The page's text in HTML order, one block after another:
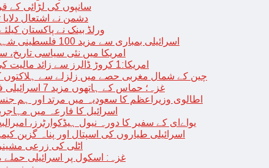
سانپوں کی لڑائی کے
دشمن نے اشتعال
ورلڈ بینک نے پاکستان کیلئے 35 کروڑ ڈالر قرض کی منظوری دے دی
اسرائیلی بمباری سے مزید 100 فلسطینی شہید ، العودہ اسپتال فوجی بیرک میں تبدیل
امریکا میں نئی سیاسی
امریکا:1 کروڑ ڈالرز سے زائد مالیت کی ای-سگریٹس اسمگل کرنے کی کوشش
چین کے شمال مغربی حصے میں زلزلے سے ہلاکتوں کی تعداد 127 ہوگئی،
غزہ؛ حماس کے ہاتھوں مزید 7 اسرائیلی فوجی ہلاک، مجموعی تعداد 129 ہوگئی
اطالوی وزیراعظم کا سعودیہ میں مرتد اور ہم
اسرائیل کا فارعہ میں مہاجرین کے
یواےای کے سفیر کا دورہ نیول ہیڈکوارٹرز،
اسرائیلی طیاروں کی اسپتال اور پناہ گزین کیمپوں پر
اٹلی کی زرعی
غزہ: اسکول پر اسرائیلی